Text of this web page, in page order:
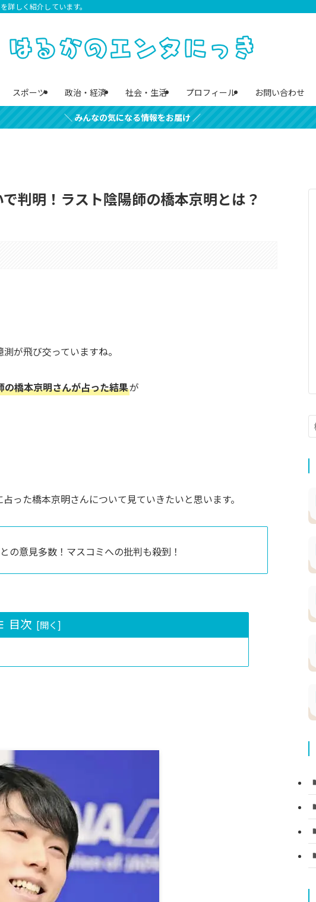
詳しく紹介しています。
スポーツ 政治・経済 社会・生活 プロフィール お問い合わせ
＼ みんなの気になる情報をお届け ／
判明！ラスト陰陽師の橋本京明とは？
が飛び交っていますね。
の橋本京明さんが占った結果が
った橋本京明さんについて見ていきたいと思います。
の意見多数！マスコミへの批判も殺到！
目次